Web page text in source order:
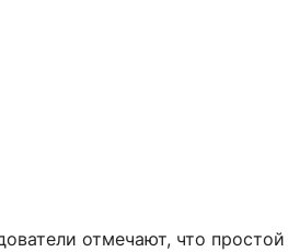
отмечают, что